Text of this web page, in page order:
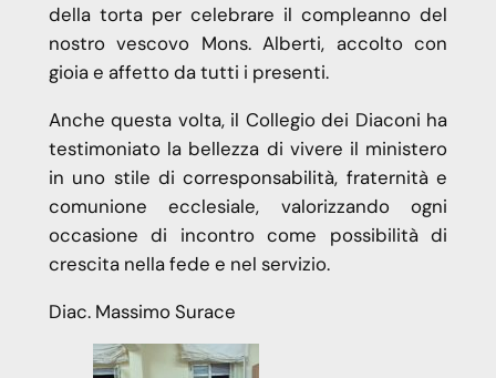
della torta per celebrare il compleanno del
nostro vescovo Mons. Alberti, accolto con
gioia e affetto da tutti i presenti.
Anche questa volta, il Collegio dei Diaconi ha
testimoniato la bellezza di vivere il ministero
in uno stile di corresponsabilità, fraternità e
comunione ecclesiale, valorizzando ogni
occasione di incontro come possibilità di
crescita nella fede e nel servizio.
Diac. Massimo Surace